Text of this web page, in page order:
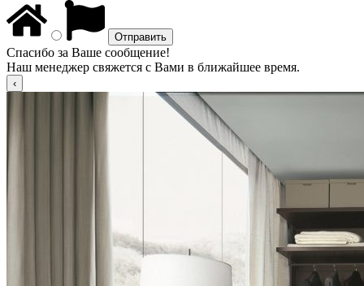
Спасибо за Ваше сообщение!
Наш менеджер свяжется с Вами в ближайшее время.